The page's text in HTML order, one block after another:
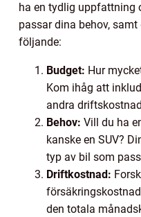
ha en tydlig uppfattning
passar dina behov,
följande:
Budget: Hur
Kom ihåg att
andra
Behov: Vill du ha
kanske en SUV?
typ av bil som
Driftkostnad:
den totala